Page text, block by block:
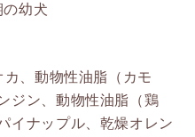
幼犬
、動物性油脂（カモ
ジン、動物性油脂（鶏
イナップル、乾燥オレン